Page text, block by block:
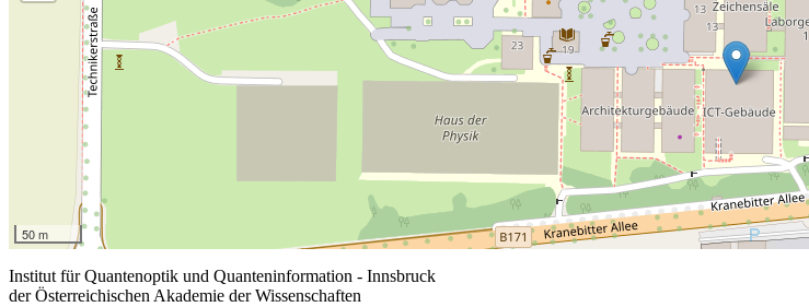
50 m
Institut für Quantenoptik und Quanteninformation - Innsbruck
der Österreichischen Akademie der Wissenschaften